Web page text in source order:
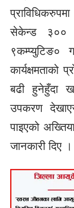
सेकेन्ड ३००
बढी हुनेहुँदा
उपकरण
पाइएको
जानकारी दिए ।